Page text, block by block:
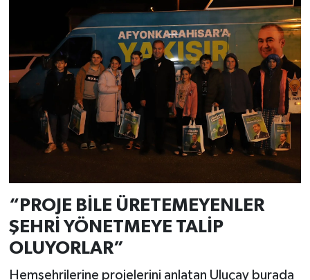
“PROJE BİLE ÜRETEMEYENLER
ŞEHRİ YÖNETMEYE TALİP
OLUYORLAR”
Hemşehrilerine projelerini anlatan Uluçay burada